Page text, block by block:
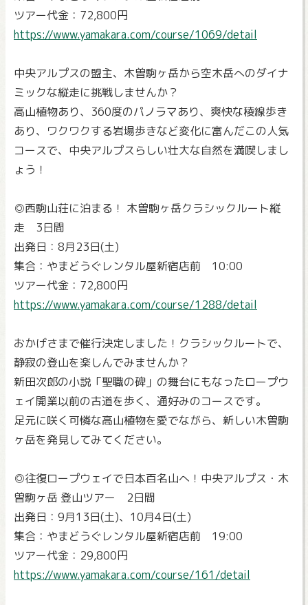
ツアー代金：72,800円
https://www.yamakara.com/course/1069/detail
中央アルプスの盟主、木曽駒ヶ岳から空木岳へのダイナ
ミックな縦走に挑戦しませんか？
高山植物あり、360度のパノラマあり、爽快な稜線歩き
あり、ワクワクする岩場歩きなど変化に富んだこの人気
コースで、中央アルプスらしい壮大な自然を満喫しまし
ょう！
◎西駒山荘に泊まる！ 木曽駒ヶ岳クラシックルート縦
走 3日間
出発日：8月23日(土)
集合：やまどうぐレンタル屋新宿店前 10:00
ツアー代金：72,800円
https://www.yamakara.com/course/1288/detail
おかげさまで催行決定しました！クラシックルートで、
静寂の登山を楽しんでみませんか？
新田次郎の小説「聖職の碑」の舞台にもなったロープウ
ェイ開業以前の古道を歩く、通好みのコースです。
足元に咲く可憐な高山植物を愛でながら、新しい木曽駒
ヶ岳を発見してみてください。
◎往復ロープウェイで日本百名山へ！中央アルプス・木
曽駒ヶ岳 登山ツアー 2日間
出発日：9月13日(土)、10月4日(土)
集合：やまどうぐレンタル屋新宿店前 19:00
ツアー代金：29,800円
https://www.yamakara.com/course/161/detail